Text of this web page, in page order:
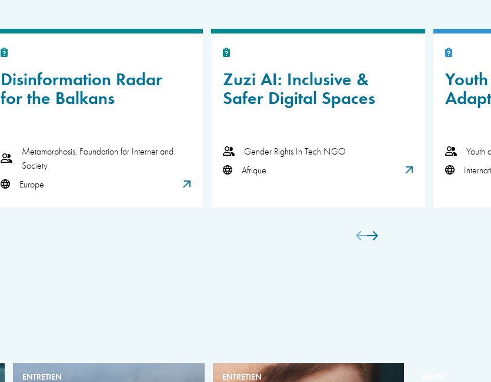
Disinformation Radar
for the Balkans
Metamorphosis, Foundation for Internet and
Society
Europe
Zuzi AI: Inclusive &
Safer Digital Spaces
Gender Rights In Tech NGO
Afrique
Youth
ENTRETIEN ENTRETIEN